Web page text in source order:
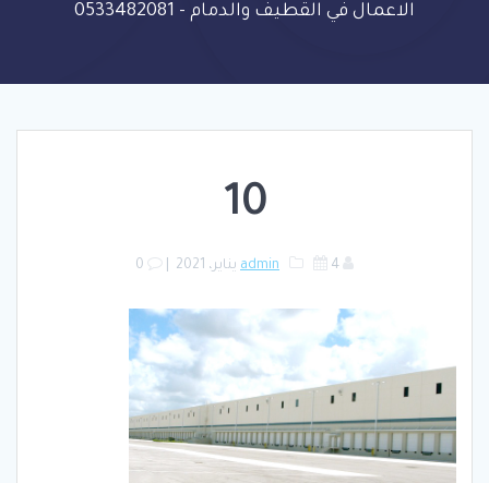
الاعمال في القطيف والدمام - 0533482081
10
admin 4 يناير، 2021 0